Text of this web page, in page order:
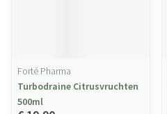
Forté Pharma
Turbodraine Citrusvruchten
500ml